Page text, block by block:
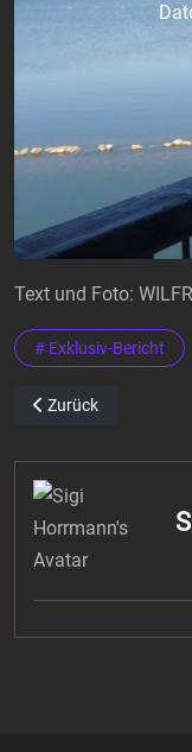
Text und Foto:
# Exklusiv-Bericht
Vorheriger Beitrag:
Zurück